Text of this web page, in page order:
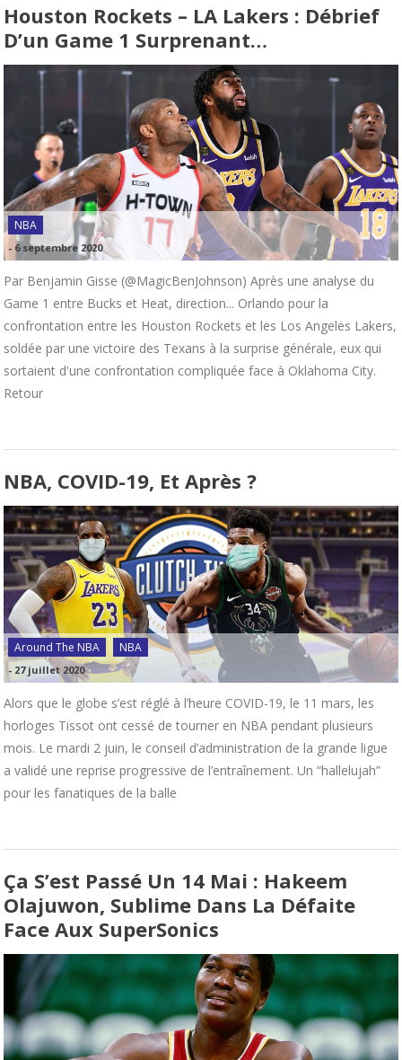
Houston Rockets – LA Lakers : Débrief
D’un Game 1 Surprenant…
NBA
- 6 septembre 2020
Par Benjamin Gisse (@MagicBenJohnson) Après une analyse du
Game 1 entre Bucks et Heat, direction... Orlando pour la
confrontation entre les Houston Rockets et les Los Angeles Lakers,
soldée par une victoire des Texans à la surprise générale, eux qui
sortaient d'une confrontation compliquée face à Oklahoma City.
Retour
NBA, COVID-19, Et Après ?
Around The NBA NBA
- 27 juillet 2020
Alors que le globe s’est réglé à l’heure COVID-19, le 11 mars, les
horloges Tissot ont cessé de tourner en NBA pendant plusieurs
mois. Le mardi 2 juin, le conseil d’administration de la grande ligue
a validé une reprise progressive de l’entraînement. Un “hallelujah”
pour les fanatiques de la balle
Ça S’est Passé Un 14 Mai : Hakeem
Olajuwon, Sublime Dans La Défaite
Face Aux SuperSonics